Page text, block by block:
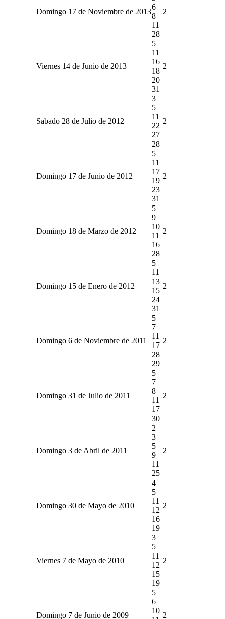
Domingo 17 de Noviembre de 2013
6
8
11
28
2
Viernes 14 de Junio de 2013
5
11
16
18
20
31
2
Sabado 28 de Julio de 2012
3
5
11
22
27
28
2
Domingo 17 de Junio de 2012
5
11
17
19
23
31
2
Domingo 18 de Marzo de 2012
5
9
10
11
16
28
2
Domingo 15 de Enero de 2012
5
11
13
15
24
31
2
Domingo 6 de Noviembre de 2011
5
7
11
17
28
29
2
Domingo 31 de Julio de 2011
5
7
8
11
17
30
2
Domingo 3 de Abril de 2011
2
3
5
9
11
25
2
Domingo 30 de Mayo de 2010
4
5
11
12
16
19
2
Viernes 7 de Mayo de 2010
3
5
11
12
15
19
2
Domingo 7 de Junio de 2009
5
6
10
2